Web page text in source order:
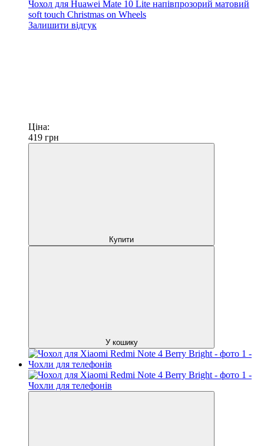
Чохол для Huawei Mate 10 Lite напівпрозорий матовий
soft touch Christmas on Wheels
Залишити відгук
Ціна:
419 грн
Купити
У кошику